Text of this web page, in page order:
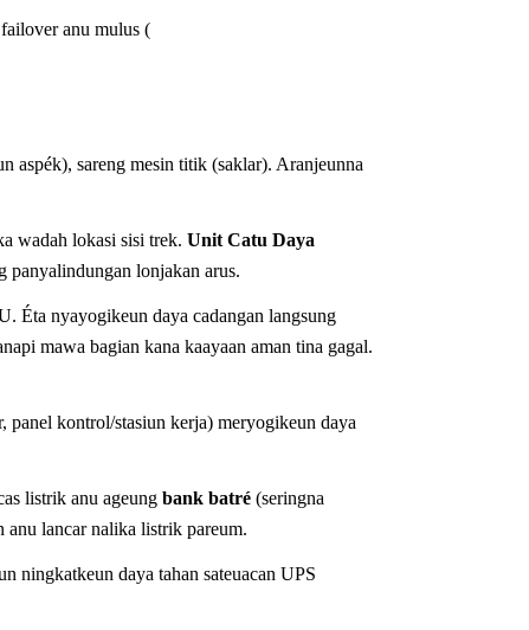
anu mulus (
aspék), sareng mesin titik (saklar). Aranjeunna
wadah lokasi sisi trek. Unit Catu Daya
panyalindungan lonjakan arus.
Éta nyayogikeun daya cadangan langsung
mawa bagian kana kaayaan aman tina gagal.
kontrol/stasiun kerja) meryogikeun daya
listrik anu ageung bank batré (seringna
lancar nalika listrik pareum.
ningkatkeun daya tahan sateuacan UPS